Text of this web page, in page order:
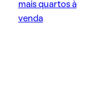
mais quartos à
venda